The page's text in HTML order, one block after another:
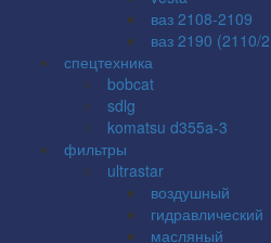
ваз 2108-2109
ваз 2190 (2110/
спецтехника
bobcat
sdlg
komatsu d355a-3
фильтры
ultrastar
воздушный
гидравлический
масляный